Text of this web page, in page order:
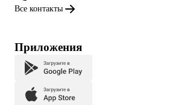
Все контакты
Приложения